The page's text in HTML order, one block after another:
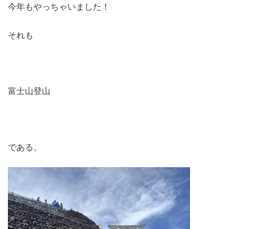
今年もやっちゃいました！
それも
富士山登山
である。